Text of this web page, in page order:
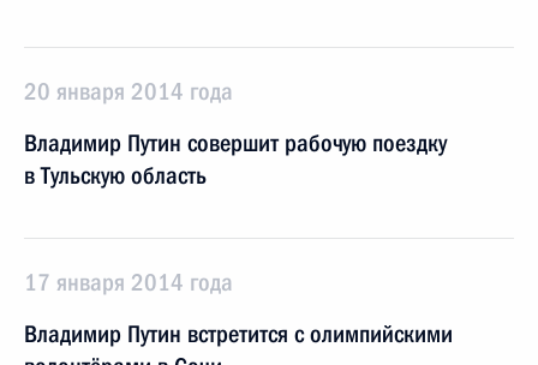
20 января 2014 года
Владимир Путин совершит рабочую поездку
в Тульскую область
17 января 2014 года
Владимир Путин встретится с олимпийскими